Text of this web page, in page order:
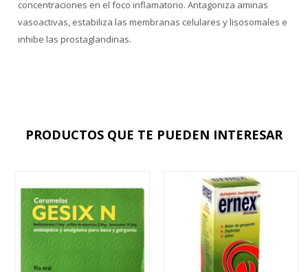
concentraciones en el foco inflamatorio. Antagoniza aminas
vasoactivas, estabiliza las membranas celulares y lisosomales e
inhibe las prostaglandinas.
PRODUCTOS QUE TE PUEDEN INTERESAR